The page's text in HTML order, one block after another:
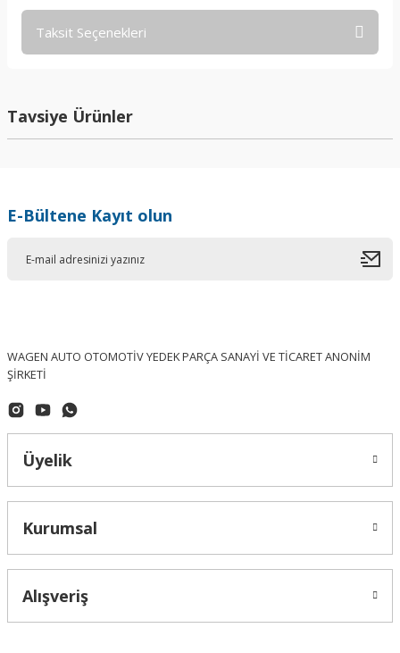
Taksit Seçenekleri
Tavsiye Ürünler
Topran (Made In Germany)
Golf 4 Silecek Su Pompası - 1K6955651
292,58 ₺
E-Bültene Kayıt olun
WAGEN AUTO OTOMOTİV YEDEK PARÇA SANAYİ VE TİCARET ANONİM
ŞİRKETİ
Üyelik
Kurumsal
Alışveriş